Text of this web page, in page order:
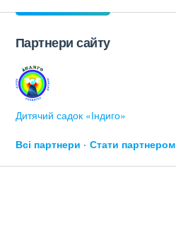
Партнери сайту
Дитячий садок «Індиго»
Всі партнери Стати партнером